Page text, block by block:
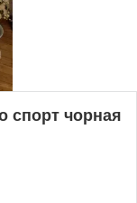
спорт чорная